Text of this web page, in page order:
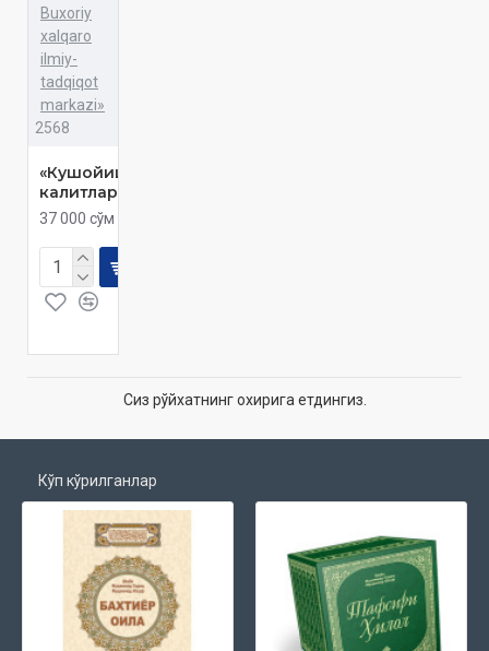
Buxoriy
xalqaro
ilmiy-
tadqiqot
markazi»
2568
«Кушойиш
калитлари»
37 000 сўм
Сиз рўйхатнинг охирига етдингиз.
Кўп кўрилганлар